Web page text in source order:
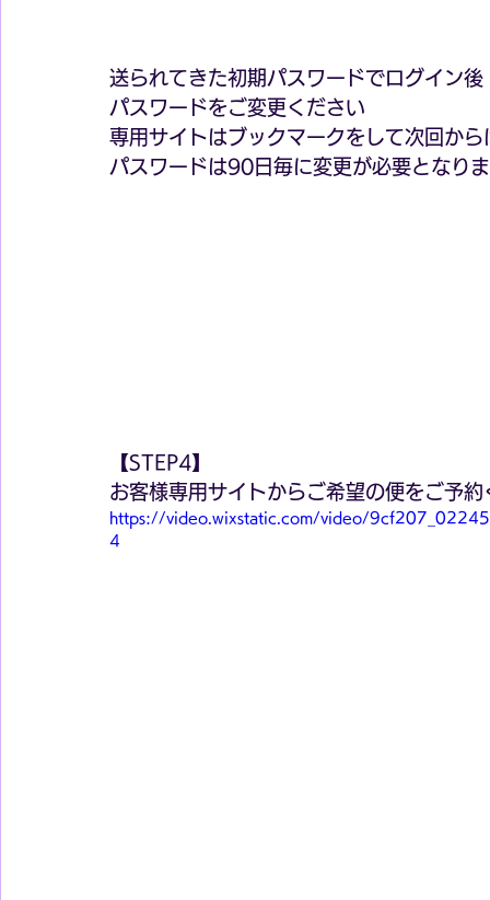
送られてきた初期パスワードでログイン後
パスワードをご変更ください
専用サイトはブックマークをして次回か
パスワードは90日毎に変更が必要となり
【STEP4】
お客様専用サイトからご希望の便をご予約
https://video.wixstatic.com/video/
4